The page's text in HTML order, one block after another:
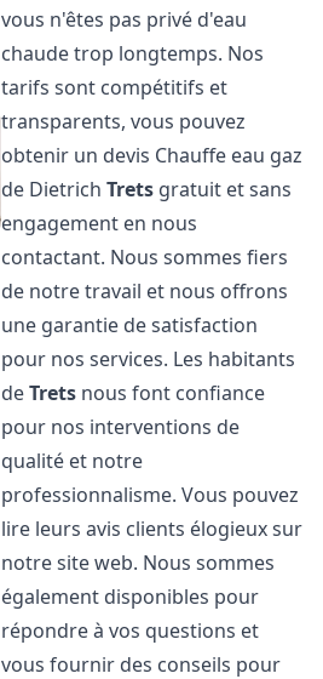
vous n'êtes pas privé d'eau
chaude trop longtemps. Nos
tarifs sont compétitifs et
transparents, vous pouvez
obtenir un devis Chauffe eau gaz
de DietrichTrets gratuit et sans
engagement en nous
contactant. Nous sommes fiers
de notre travail et nous offrons
une garantie de satisfaction
pour nos services. Les habitants
deTrets nous font confiance
pour nos interventions de
qualité et notre
professionnalisme. Vous pouvez
lire leurs avis clients élogieux sur
notre site web. Nous sommes
également disponibles pour
répondre à vos questions et
vous fournir des conseils pour